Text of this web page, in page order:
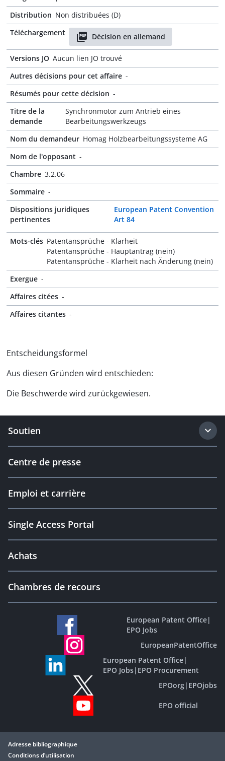
Distribution Non distribuées (D)
Téléchargement
Décision en allemand
Versions JO Aucun lien JO trouvé
Autres décisions pour cet affaire -
Résumés pour cette décision -
Titre de la
demande
Synchronmotor zum Antrieb eines
Bearbeitungswerkzeugs
Nom du demandeur Homag Holzbearbeitungssysteme AG
Nom de l'opposant -
Chambre 3.2.06
Sommaire -
Dispositions juridiques
pertinentes
European Patent Convention
Art 84
Mots-clés Patentansprüche - Klarheit
Patentansprüche - Hauptantrag (nein)
Patentansprüche - Klarheit nach Änderung (nein)
Exergue -
Affaires citées -
Affaires citantes -
Entscheidungsformel
Aus diesen Gründen wird entschieden:
Die Beschwerde wird zurückgewiesen.
Soutien
Centre de presse
Emploi et carrière
Single Access Portal
Achats
Chambres de recours
European Patent Office|
EPO Jobs
EuropeanPatentOffice
European Patent Office|
EPO Jobs| EPO Procurement
EPOorg| EPOjobs
EPO official
Adresse bibliographique
Conditions d’utilisation